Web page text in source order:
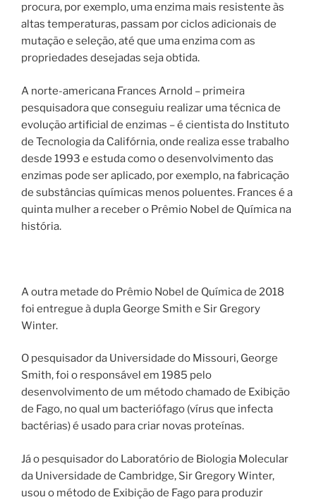
procura, por exemplo, uma enzima mais resistente às
altas temperaturas, passam por ciclos adicionais de
mutação e seleção, até que uma enzima com as
propriedades desejadas seja obtida.
A norte-americana Frances Arnold – primeira
pesquisadora que conseguiu realizar uma técnica de
evolução artificial de enzimas – é cientista do Instituto
de Tecnologia da Califórnia, onde realiza esse trabalho
desde 1993 e estuda como o desenvolvimento das
enzimas pode ser aplicado, por exemplo, na fabricação
de substâncias químicas menos poluentes. Frances é a
quinta mulher a receber o Prêmio Nobel de Química na
história.
A outra metade do Prêmio Nobel de Química de 2018
foi entregue à dupla George Smith e Sir Gregory
Winter.
O pesquisador da Universidade do Missouri, George
Smith, foi o responsável em 1985 pelo
desenvolvimento de um método chamado de Exibição
de Fago, no qual um bacteriófago (vírus que infecta
bactérias) é usado para criar novas proteínas.
Já o pesquisador do Laboratório de Biologia Molecular
da Universidade de Cambridge, Sir Gregory Winter,
usou o método de Exibição de Fago para produzir